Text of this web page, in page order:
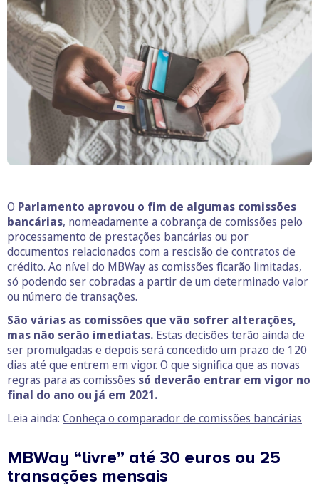
O Parlamento aprovou o fim de algumas comissões
bancárias, nomeadamente a cobrança de comissões pelo
processamento de prestações bancárias ou por
documentos relacionados com a rescisão de contratos de
crédito. Ao nível do MBWay as comissões ficarão limitadas,
só podendo ser cobradas a partir de um determinado valor
ou número de transações.
São várias as comissões que vão sofrer alterações,
mas não serão imediatas. Estas decisões terão ainda de
ser promulgadas e depois será concedido um prazo de 120
dias até que entrem em vigor. O que significa que as novas
regras para as comissões só deverão entrar em vigor no
final do ano ou já em 2021.
Leia ainda: Conheça o comparador de comissões bancárias
MBWay “livre” até 30 euros ou 25
transações mensais